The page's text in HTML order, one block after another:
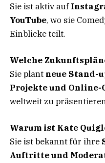
Sie ist aktiv auf
YouTube, wo sie
Einblicke teilt.
Welche
Sie plant neue Stand-
Projekte und Online-
weltweit zu
Warum ist Kate
Sie ist bekannt für ihre
Auftritte und